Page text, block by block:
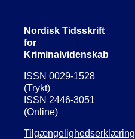
Nordisk Tidsskrift
for
Kriminalvidenskab
ISSN 0029-1528
(Trykt)
ISSN 2446-3051
(Online)
Tilgængelighedserklæring